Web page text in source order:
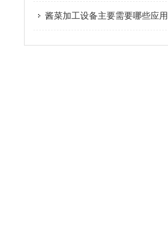
酱菜加工设备主要需要哪些应用